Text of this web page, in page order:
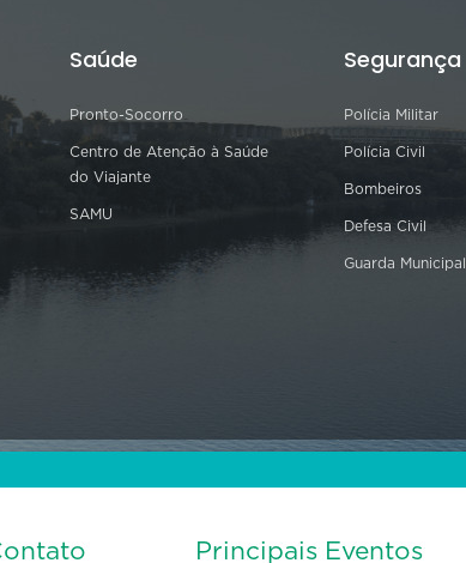
Saúde
Pronto-Socorro
Centro de Atenção à Saúde
do Viajante
SAMU
Segurança
Polícia Militar
Polícia Civil
Bombeiros
Defesa Civil
Guarda Municipal
Principais Eventos